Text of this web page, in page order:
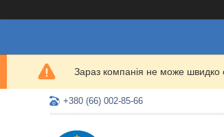
Зараз компанія не може швидко
+380 (66) 002-85-66